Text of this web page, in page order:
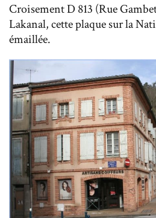
Croisement D 813 (Rue
Lakanal, cette plaque sur la
émaillée.